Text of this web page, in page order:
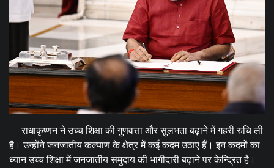
राधाकृष्णन ने उच्च शिक्षा की गुणवत्ता और सुलभता बढ़ाने में गहरी रुचि ली
है। उन्होंने जनजातीय कल्याण के क्षेत्र में कई कदम उठाए हैं। इन कदमों का
ध्यान उच्च शिक्षा में जनजातीय समुदाय की भागीदारी बढ़ाने पर केन्द्रित है।